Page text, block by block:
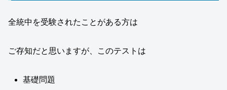
全統中を受験されたことがある方は
ご存知だと思いますが、このテストは
基礎問題